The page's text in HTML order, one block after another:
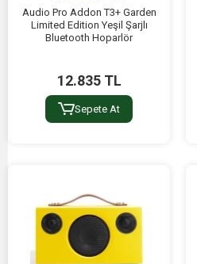
Audio Pro Addon T3+ Garden
Limited Edition Yeşil Şarjlı
Bluetooth Hoparlör
12.835 TL
Sepete At